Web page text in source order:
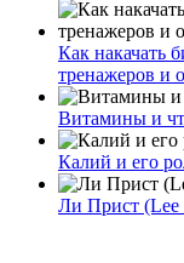
Как накачать
тренажеров и
Витамины и
Калий и его
Ли Прист (Lee